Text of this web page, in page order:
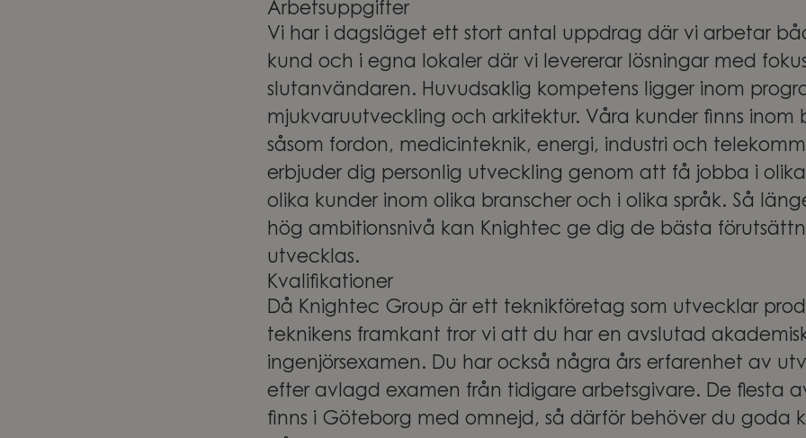
Arbetsuppgifter
Vi har i dagsläget ett stort antal uppdrag där vi arbetar
kund och i egna lokaler där vi levererar lösningar med
slutanvändaren. Huvudsaklig kompetens ligger inom
mjukvaruutveckling och arkitektur. Våra kunder finns inom
såsom fordon, medicinteknik, energi, industri och
erbjuder dig personlig utveckling genom att få jobba i
olika kunder inom olika branscher och i olika språk. Så
hög ambitionsnivå kan Knightec ge dig de bästa
utvecklas.
Kvalifikationer
Då Knightec Group är ett teknikföretag som utvecklar
teknikens framkant tror vi att du har en avslutad
ingenjörsexamen. Du har också några års erfarenhet av
efter avlagd examen från tidigare arbetsgivare. De flesta
finns i Göteborg med omnejd, så därför behöver du goda